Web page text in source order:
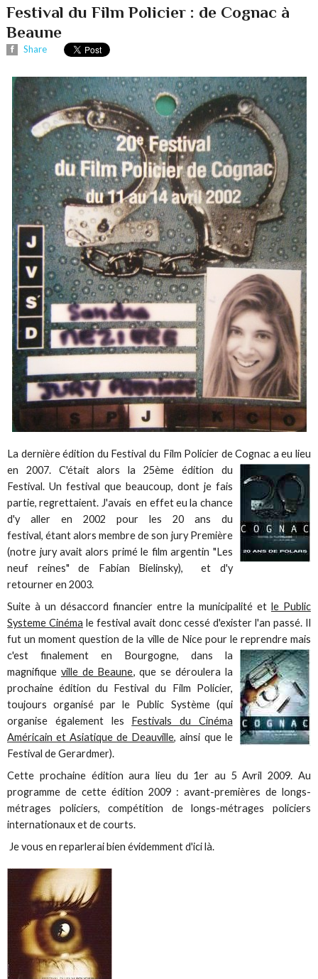
Festival du Film Policier : de Cognac à
Beaune
Share
La dernière édition du Festival du Film Policier de Cognac a eu lieu
en 2007. C'était alors la 25ème édition du
Festival. Un festival que beaucoup, dont je fais
partie, regrettaient. J'avais en effet eu la chance
d'y aller en 2002 pour les 20 ans du
festival, étant alors membre de son jury Première
(notre jury avait alors primé le film argentin "Les
neuf reines" de Fabian Bielinsky), et d'y
retourner en 2003.
Suite à un désaccord financier entre la municipalité et le Public
Systeme Cinéma le festival avait donc cessé d'exister l'an passé. Il
fut un moment question de la ville de Nice pour le reprendre mais
c'est finalement en Bourgogne, dans la
magnifique ville de Beaune, que se déroulera la
prochaine édition du Festival du Film Policier,
toujours organisé par le Public Système (qui
organise également les Festivals du Cinéma
Américain et Asiatique de Deauville, ainsi que le
Festival de Gerardmer).
Cette prochaine édition aura lieu du 1er au 5 Avril 2009. Au
programme de cette édition 2009 : avant-premières de longs-
métrages policiers, compétition de longs-métrages policiers
internationaux et de courts.
Je vous en reparlerai bien évidemment d'ici là.